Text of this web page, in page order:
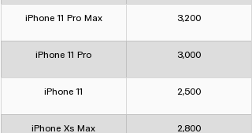
iPhone 11 Pro Max 3,200
iPhone 11 Pro 3,000
iPhone 11 2,500
iPhone Xs Max 2,800